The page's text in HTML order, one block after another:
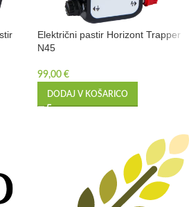
Električni pastir Horizont Trapper
N45
99,00 €
DODAJ V KOŠARICO